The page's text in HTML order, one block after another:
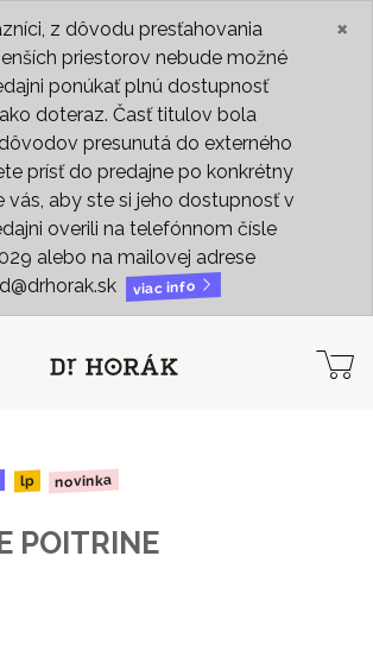
z dôvodu presťahovania
priestorov nebude možné
ponúkať plnú dostupnosť
doteraz. Časť titulov bola
presunutá do externého
prísť do predajne po konkrétny
vás, aby ste si jeho dostupnosť v
overili na telefónnom čísle
alebo na mailovej adrese
viac info
×
lp novinka
POITRINE